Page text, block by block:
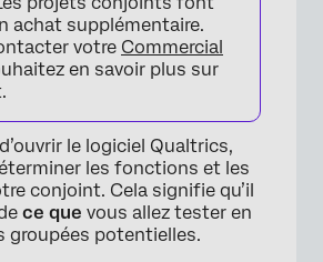
fonctions dois-je offrir ?
?
achat supplémentaire.
votre Commercial
en savoir plus sur
le logiciel Qualtrics,
les fonctions et les
conjoint. Cela signifie qu’il
ce que vous allez tester en
groupées potentielles.